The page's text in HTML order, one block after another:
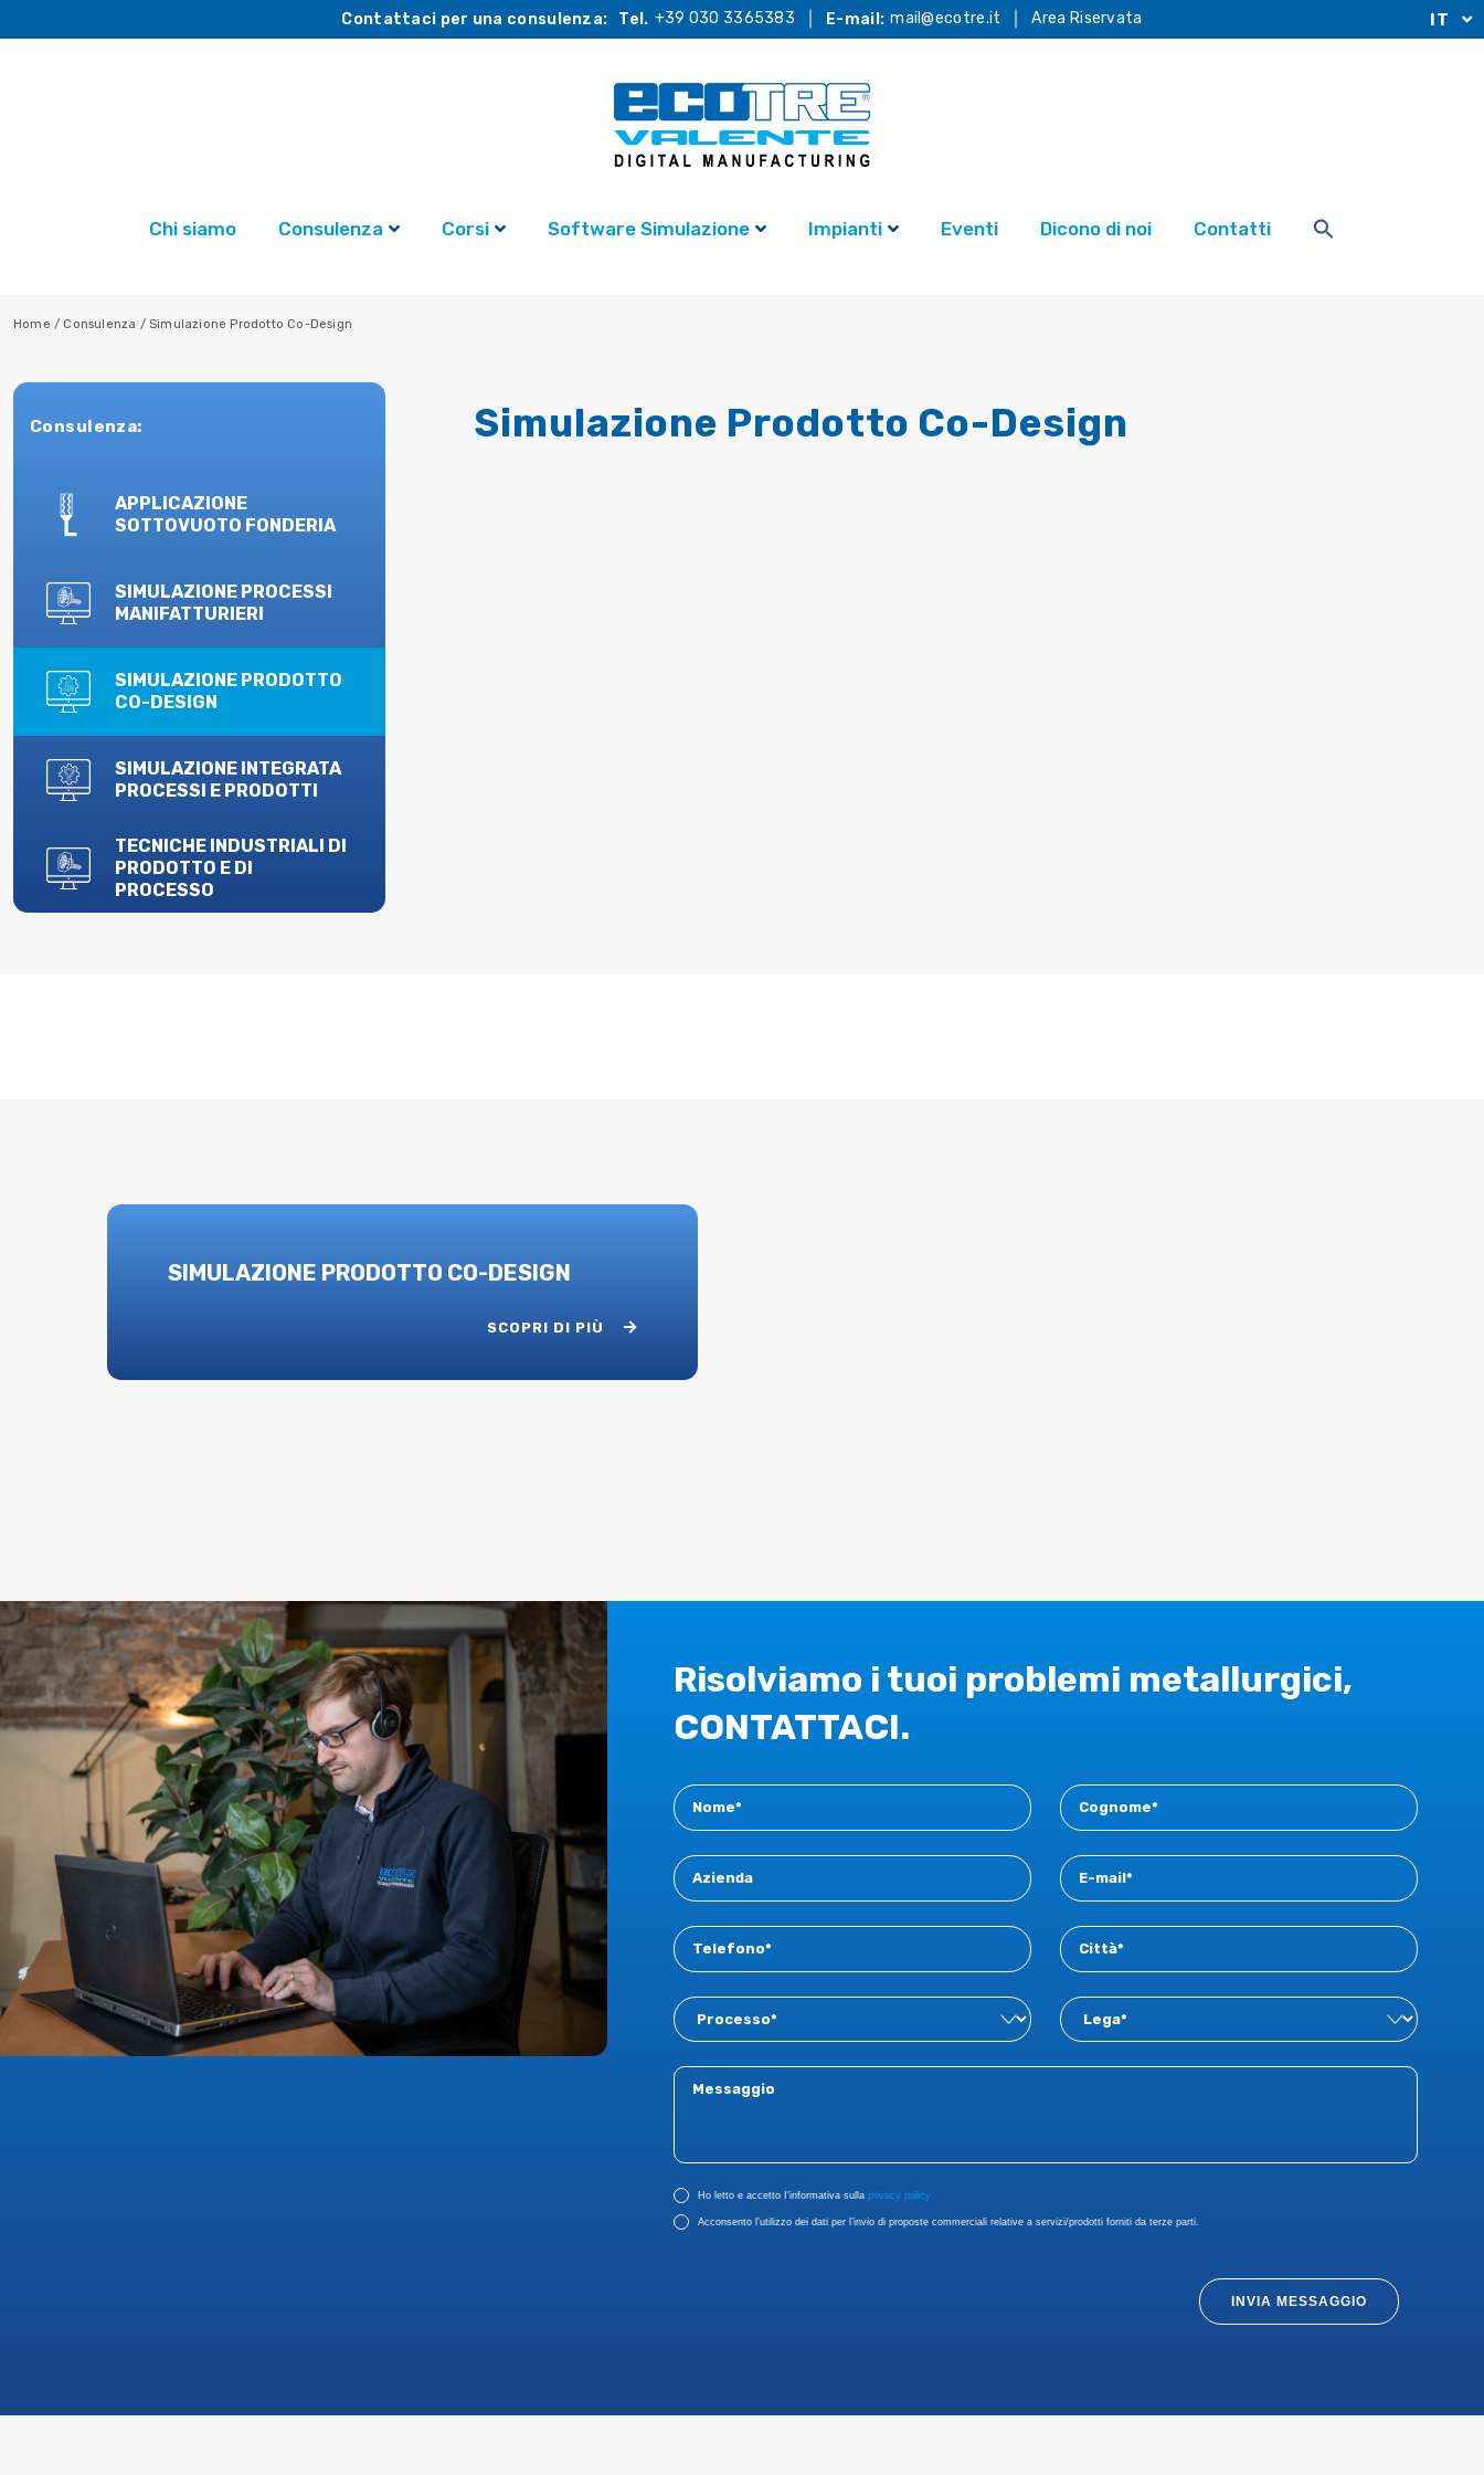
Contattaci per una consulenza: Tel. +39 030 3365383 E-mail: mail@ecotre.it Area Riservata IT
Chi siamo Consulenza Corsi Software Simulazione Impianti Eventi Dicono di noi Contatti
Home / Consulenza /Simulazione Prodotto Co-Design
Consulenza:
APPLICAZIONE
SOTTOVUOTO FONDERIA
SIMULAZIONE PROCESSI
MANIFATTURIERI
SIMULAZIONE PRODOTTO
CO-DESIGN
SIMULAZIONE INTEGRATA
PROCESSI E PRODOTTI
TECNICHE INDUSTRIALI DI
PRODOTTO E DI
PROCESSO
Simulazione Prodotto Co-Design
SIMULAZIONE PRODOTTO CO-DESIGN
SCOPRI DI PIÙ
Risolviamo i tuoi problemi metallurgici,
CONTATTACI.
Contact
New
Ho letto e accetto I'informativa sulla privacy policy
Acconsento l’utilizzo dei dati per l’invio di proposte commerciali relative a servizi/prodotti forniti da terze parti.
INVIA MESSAGGIO